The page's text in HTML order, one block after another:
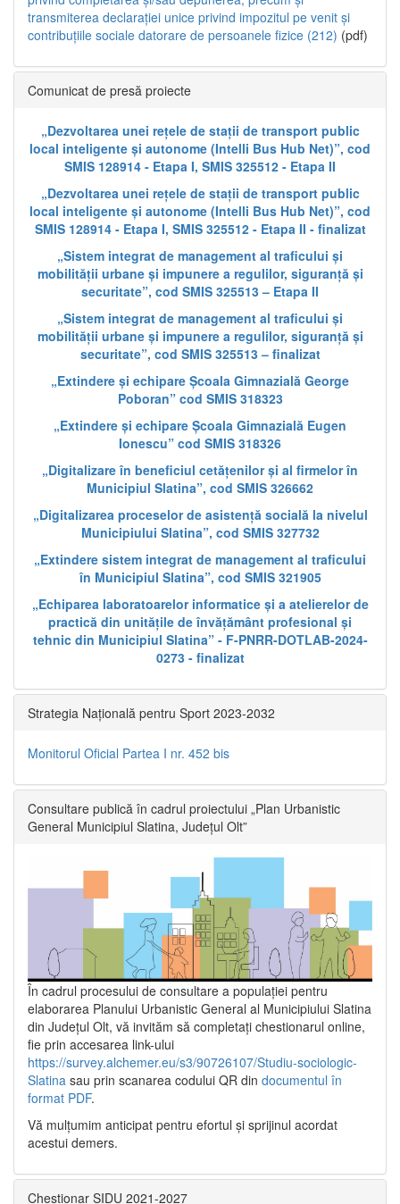
transmiterea declarației unice privind impozitul pe venit și
contribuțiile sociale datorare de persoanele fizice (212) (pdf)
Comunicat de presă proiecte
„Dezvoltarea unei rețele de stații de transport public
local inteligente și autonome (Intelli Bus Hub Net)”, cod
SMIS 128914 - Etapa I, SMIS 325512 - Etapa II
„Dezvoltarea unei rețele de stații de transport public
local inteligente și autonome (Intelli Bus Hub Net)”, cod
SMIS 128914 - Etapa I, SMIS 325512 - Etapa II - finalizat
„Sistem integrat de management al traficului și
mobilității urbane și impunere a regulilor, siguranță și
securitate”, cod SMIS 325513 – Etapa II
„Sistem integrat de management al traficului și
mobilității urbane și impunere a regulilor, siguranță și
securitate”, cod SMIS 325513 – finalizat
„Extindere și echipare Școala Gimnazială George
Poboran” cod SMIS 318323
„Extindere și echipare Școala Gimnazială Eugen
Ionescu” cod SMIS 318326
„Digitalizare în beneficiul cetățenilor și al firmelor în
Municipiul Slatina”, cod SMIS 326662
„Digitalizarea proceselor de asistență socială la nivelul
Municipiului Slatina”, cod SMIS 327732
„Extindere sistem integrat de management al traficului
în Municipiul Slatina”, cod SMIS 321905
„Echiparea laboratoarelor informatice și a atelierelor de
practică din unitățile de învățământ profesional și
tehnic din Municipiul Slatina” - F-PNRR-DOTLAB-2024-
0273 - finalizat
Strategia Națională pentru Sport 2023-2032
Monitorul Oficial Partea I nr. 452 bis
Consultare publică în cadrul proiectului „Plan Urbanistic
General Municipiul Slatina, Județul Olt”
În cadrul procesului de consultare a populaţiei pentru
elaborarea Planului Urbanistic General al Municipiului Slatina
din Județul Olt, vă invităm să completați chestionarul online,
fie prin accesarea link-ului
https://survey.alchemer.eu/s3/90726107/Studiu-sociologic-
Slatina sau prin scanarea codului QR din documentul în
format PDF.
Vă mulţumim anticipat pentru efortul şi sprijinul acordat
acestui demers.
Chestionar SIDU 2021-2027